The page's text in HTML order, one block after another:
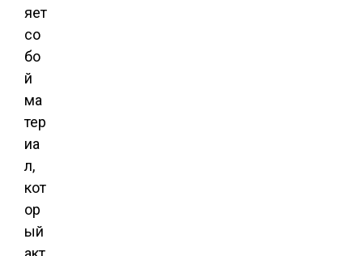
яет
со
бо
й
ма
тер
иа
л,
кот
ор
ый